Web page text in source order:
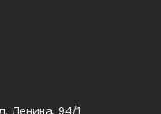
Ленина, 94/1